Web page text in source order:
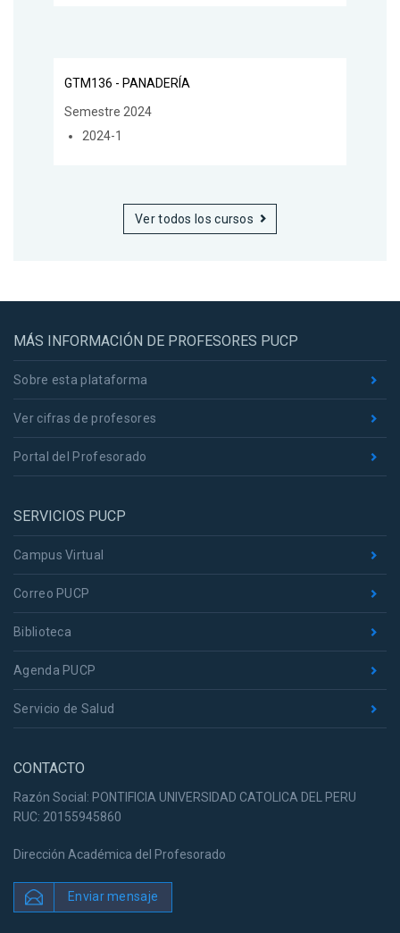
GTM136 - PANADERÍA
Semestre 2024
2024-1
Ver todos los cursos
MÁS INFORMACIÓN DE PROFESORES PUCP
Sobre esta plataforma
Ver cifras de profesores
Portal del Profesorado
SERVICIOS PUCP
Campus Virtual
Correo PUCP
Biblioteca
Agenda PUCP
Servicio de Salud
CONTACTO
Razón Social: PONTIFICIA UNIVERSIDAD CATOLICA DEL PERU
RUC: 20155945860
Dirección Académica del Profesorado
Enviar mensaje